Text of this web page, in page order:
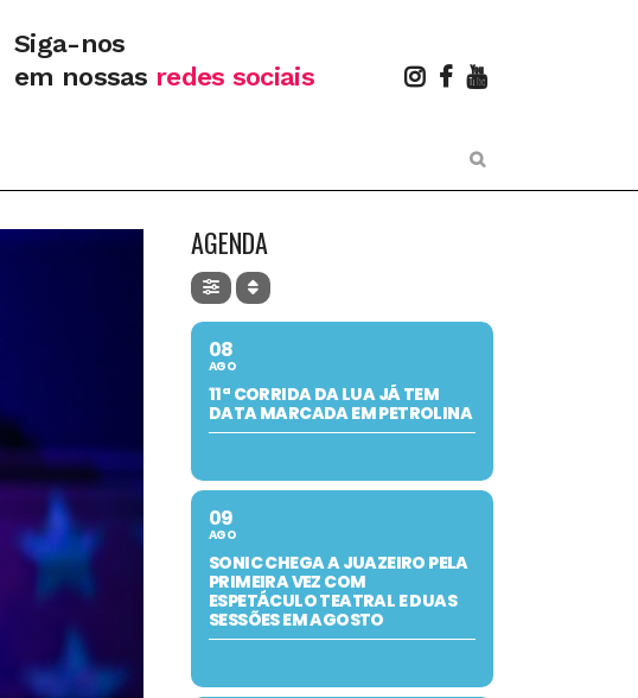
Siga-nos
em nossas redes sociais
AGENDA
08
AGO
11ª CORRIDA DA LUA JÁ TEM
DATA MARCADA EM PETROLINA
09
AGO
SONIC CHEGA A JUAZEIRO PELA
PRIMEIRA VEZ COM
ESPETÁCULO TEATRAL E DUAS
SESSÕES EM AGOSTO